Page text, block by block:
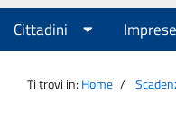
Agenzia
Entrate
Menu
principale
Cittadini Imprese
Ti trovi in: Home